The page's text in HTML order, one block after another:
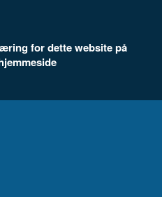
for dette website på